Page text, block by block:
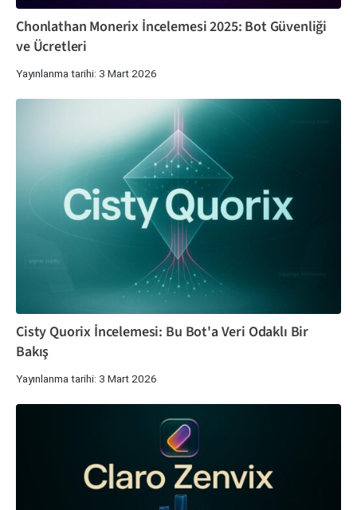
Chonlathan Monerix İncelemesi 2025: Bot Güvenliği
ve Ücretleri
Yayınlanma tarihi: 3 Mart 2026
Cisty Quorix İncelemesi: Bu Bot'a Veri Odaklı Bir
Bakış
Yayınlanma tarihi: 3 Mart 2026